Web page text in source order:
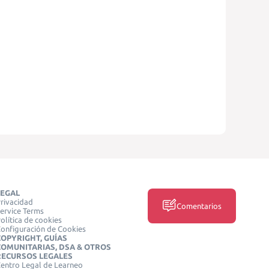
Terms
de cookies
de Cookies
GUÍAS
DSA & OTROS
LEGALES
Legal de Learneo
Comentarios